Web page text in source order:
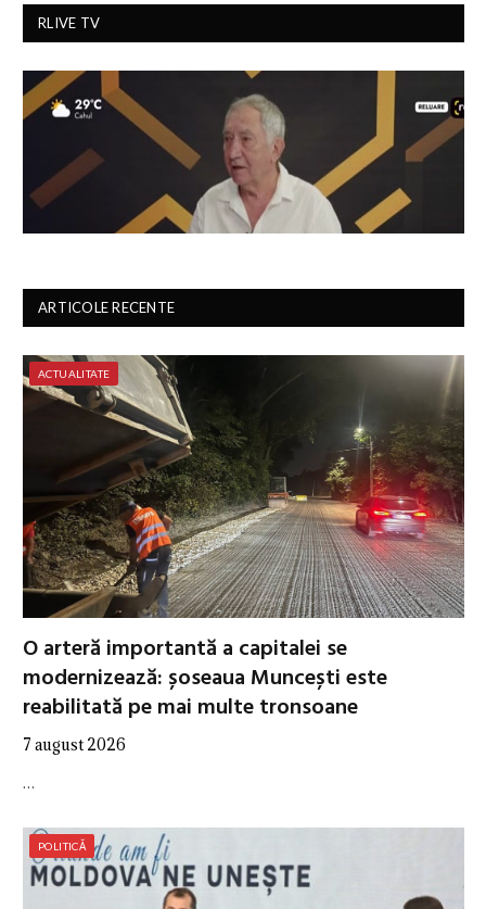
RLIVE TV
ARTICOLE RECENTE
ACTUALITATE
O arteră importantă a capitalei se
modernizează: șoseaua Muncești este
reabilitată pe mai multe tronsoane
7 august 2026
…
POLITICĂ